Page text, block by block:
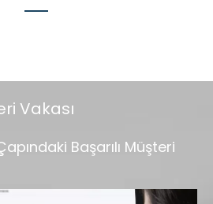
Vakası
Başarılı Müşteri